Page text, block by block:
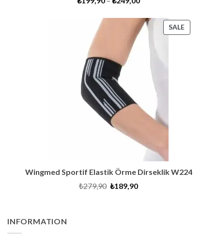
SALE
ON
Wingmed Sportif Elastik Örme Dirseklik W224
₺279,90 Original
₺189,90Current
INFORMATION